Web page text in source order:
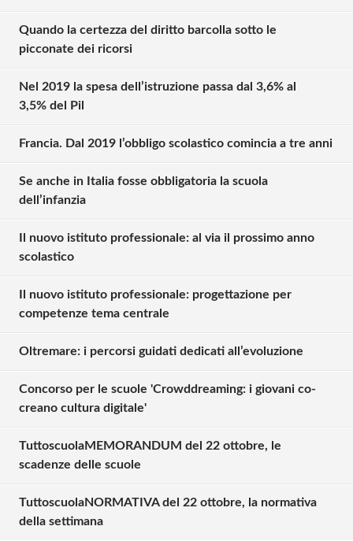
Quando la certezza del diritto barcolla sotto le
picconate dei ricorsi
Nel 2019 la spesa dell’istruzione passa dal 3,6% al
3,5% del Pil
Francia. Dal 2019 l’obbligo scolastico comincia a tre anni
Se anche in Italia fosse obbligatoria la scuola
dell’infanzia
Il nuovo istituto professionale: al via il prossimo anno
scolastico
Il nuovo istituto professionale: progettazione per
competenze tema centrale
Oltremare: i percorsi guidati dedicati all’evoluzione
Concorso per le scuole 'Crowddreaming: i giovani co-
creano cultura digitale'
TuttoscuolaMEMORANDUM del 22 ottobre, le
scadenze delle scuole
TuttoscuolaNORMATIVA del 22 ottobre, la normativa
della settimana
Solo gli utenti registrati possono
Effettua il